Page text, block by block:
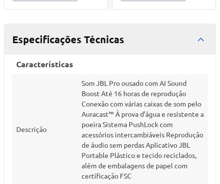
Especificações Técnicas
Características
Descrição
Som JBL Pro ousado com AI Sound
Boost Até 16 horas de reprodução
Conexão com várias caixas de som pelo
Auracast™ À prova d’água e resistente a
poeira Sistema PushLock com
acessórios intercambiáveis Reprodução
de áudio sem perdas Aplicativo JBL
Portable Plástico e tecido reciclados,
além de embalagens de papel com
certificação FSC